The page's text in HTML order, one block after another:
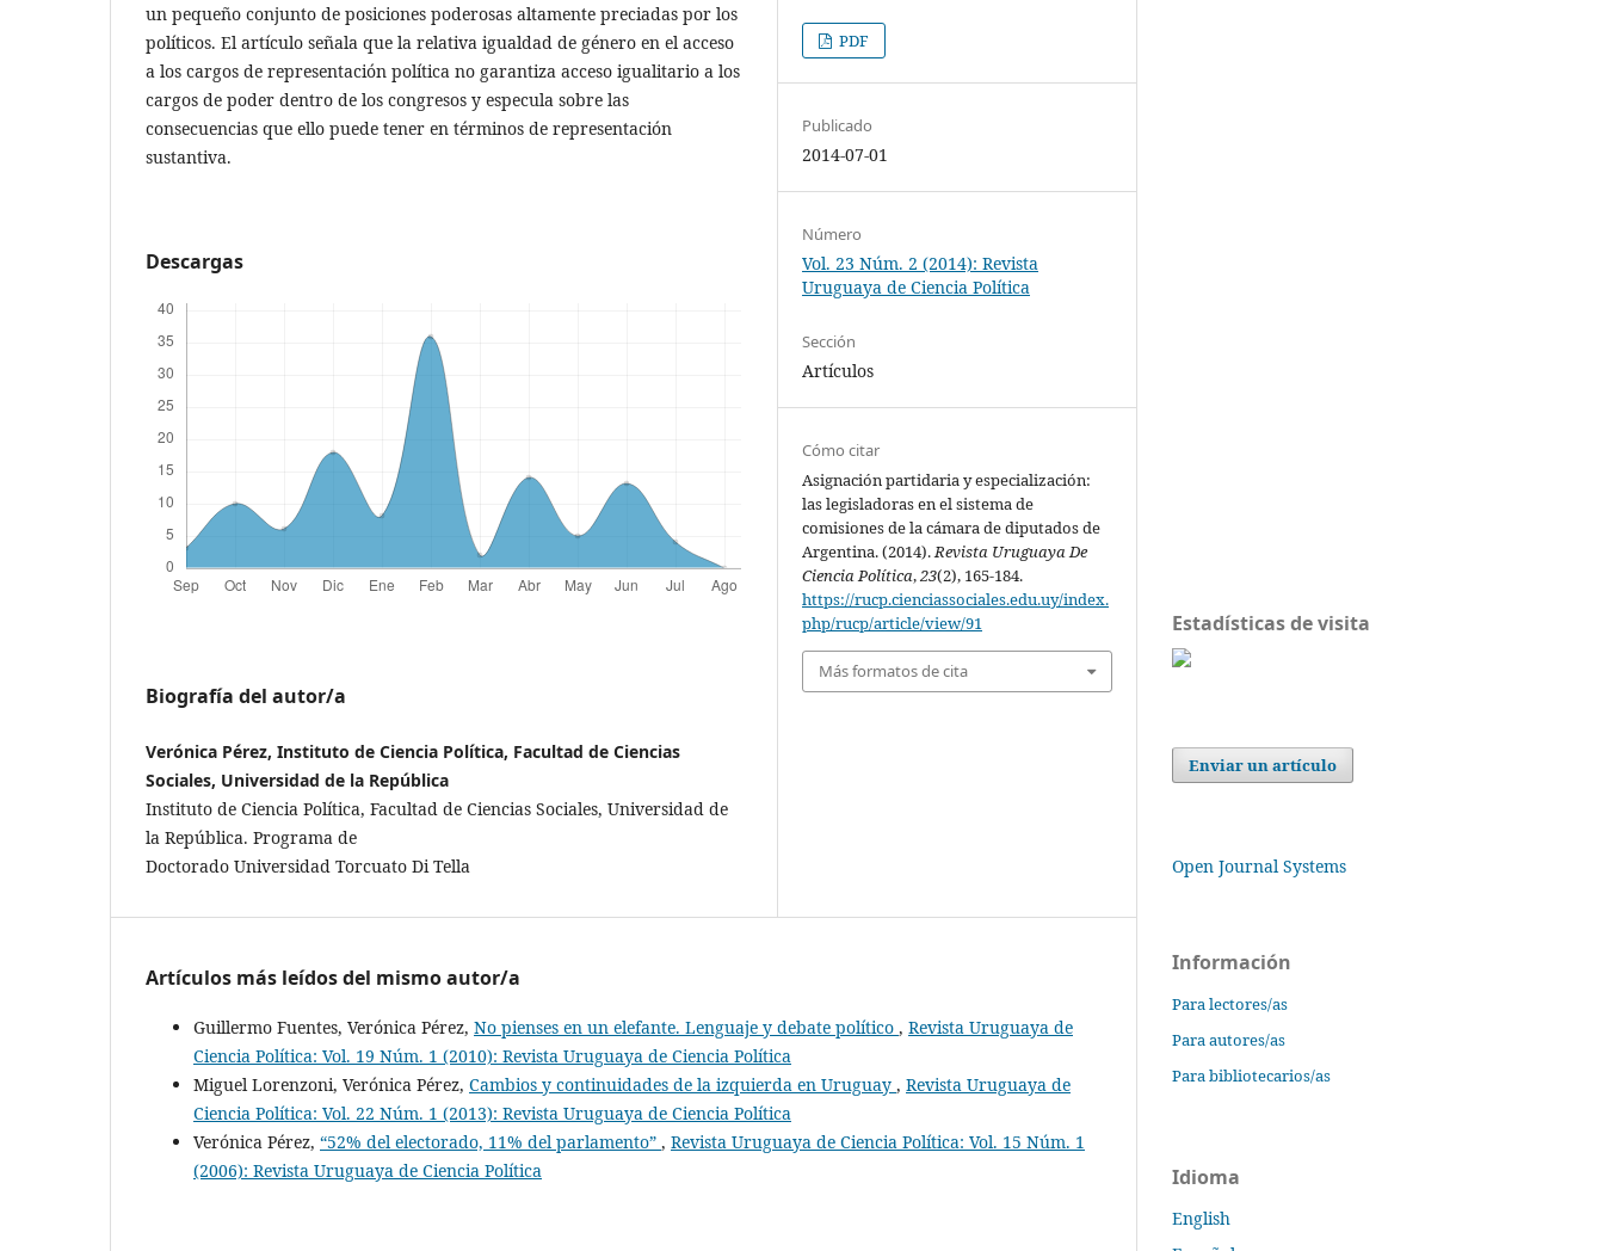
un pequeño conjunto de posiciones poderosas altamente preciadas por los
políticos. El artículo señala que la relativa igualdad de género en el acceso
a los cargos de representación política no garantiza acceso igualitario a los
cargos de poder dentro de los congresos y especula sobre las
consecuencias que ello puede tener en términos de representación
sustantiva.
Descargas
Biografía del autor/a
Verónica Pérez, Instituto de Ciencia Política, Facultad de Ciencias
Sociales, Universidad de la República
Instituto de Ciencia Política, Facultad de Ciencias Sociales, Universidad de
la República. Programa de
Doctorado Universidad Torcuato Di Tella
PDF
Publicado
2014-07-01
Número
Vol. 23 Núm. 2 (2014): Revista
Uruguaya de Ciencia Política
Sección
Artículos
Cómo citar
Asignación partidaria y especialización:
las legisladoras en el sistema de
comisiones de la cámara de diputados de
Argentina. (2014).Revista Uruguaya De
Ciencia Política,23(2), 165-184.
https://rucp.cienciassociales.edu.uy/index.
php/rucp/article/view/91
Más formatos de cita
Artículos más leídos del mismo autor/a
Guillermo Fuentes, Verónica Pérez, No pienses en un elefante. Lenguaje y debate político , Revista Uruguaya de
Ciencia Política: Vol. 19 Núm. 1 (2010): Revista Uruguaya de Ciencia Política
Miguel Lorenzoni, Verónica Pérez, Cambios y continuidades de la izquierda en Uruguay , Revista Uruguaya de
Ciencia Política: Vol. 22 Núm. 1 (2013): Revista Uruguaya de Ciencia Política
Verónica Pérez, “52% del electorado, 11% del parlamento” , Revista Uruguaya de Ciencia Política: Vol. 15 Núm. 1
(2006): Revista Uruguaya de Ciencia Política
Estadísticas de visita
Enviar un artículo
Open Journal Systems
Información
Para lectores/as
Para autores/as
Para bibliotecarios/as
Idioma
English